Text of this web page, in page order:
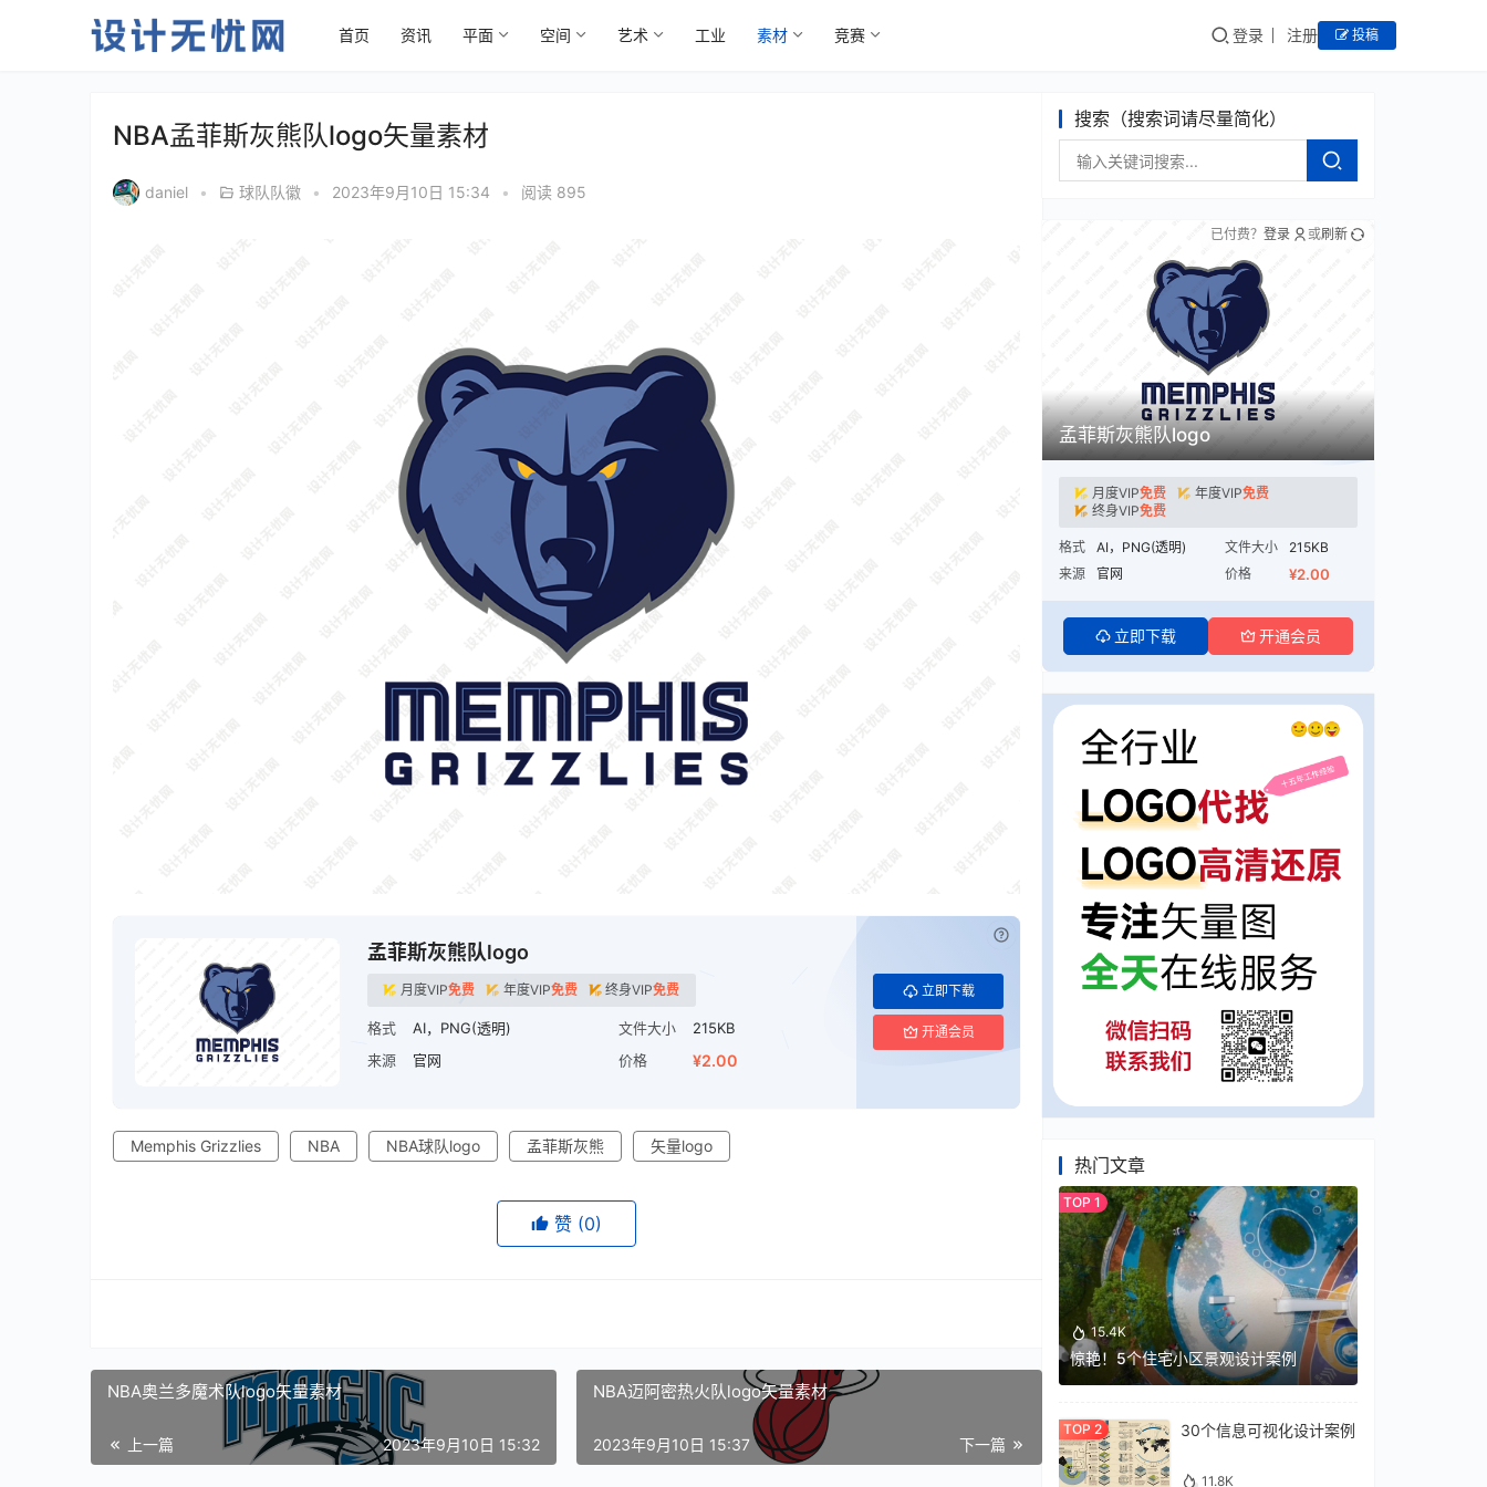
首页 资讯 平面 空间 艺术 工业 素材 竞赛 登录 注册 投稿
NBA孟菲斯灰熊队logo矢量素材
daniel • 球队队徽 • 2023年9月10日 15:34 • 阅读 895
孟菲斯灰熊队logo
月度VIP免费 年度VIP免费 终身VIP免费
格式 AI，PNG(透明) 文件大小
215KB
来源
官网 价格 ¥2.00
立即下载
开通会员
登录 或刷新
Memphis Grizzlies NBA NBA球队logo 孟菲斯灰熊 矢量logo
赞 (0)
NBA奥兰多魔术队logo矢量素材
上一篇 2023年9月10日 15:32
NBA迈阿密热火队logo矢量素材
下一篇
2023年9月10日 15:37
搜索（搜索词请尽量简化）
孟菲斯灰熊队logo
月度VIP免费 年度VIP免费
终身VIP免费
格式 AI，PNG(透明) 文件大小
215KB
来源
官网 价格 ¥2.00
立即下载 开通会员
已付费？ 登录 或刷新
热门文章
15.4K
惊艳！5个住宅小区景观设计案例
30个信息可视化设计案例
11.8K